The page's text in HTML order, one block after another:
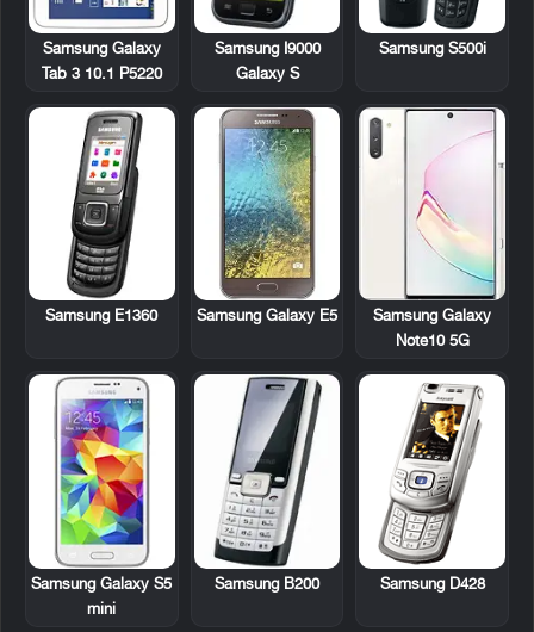
Samsung S500i
Samsung I9000
Galaxy S
Samsung Galaxy
Tab 3 10.1 P5220
Samsung Galaxy
Note10 5G
Samsung Galaxy E5
Samsung E1360
Samsung D428
Samsung B200
Samsung Galaxy S5
mini